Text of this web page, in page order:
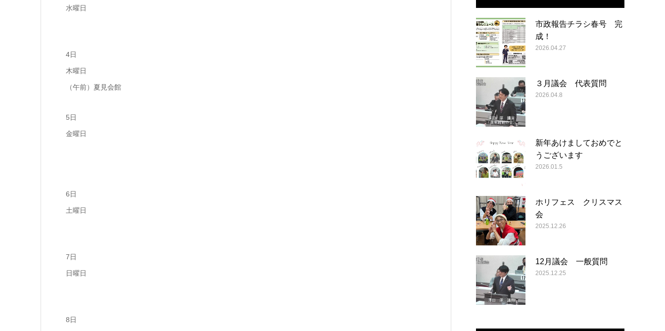
水曜日
4日
木曜日
（午前）夏見会館
5日
金曜日
6日
土曜日
7日
日曜日
8日
市政報告チラシ春号 完
成！
2026.04.27
３月議会 代表質問
2026.04.8
新年あけましておめでと
うございます
2026.01.5
ホリフェス クリスマス
会
2025.12.26
12月議会 一般質問
2025.12.25